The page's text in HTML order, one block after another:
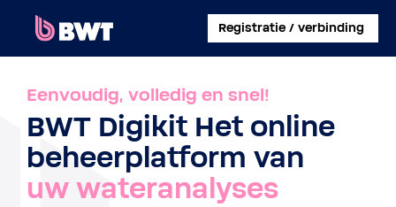
Registratie / verbinding
INLOGGEN
EEN KLANTACCOUNT AANMAKEN
EEN KIT ZONDER ACCOUNT REGISTREREN
Eenvoudig, volledig en snel!
BWT Digikit Het online
beheerplatform van
uw wateranalyses